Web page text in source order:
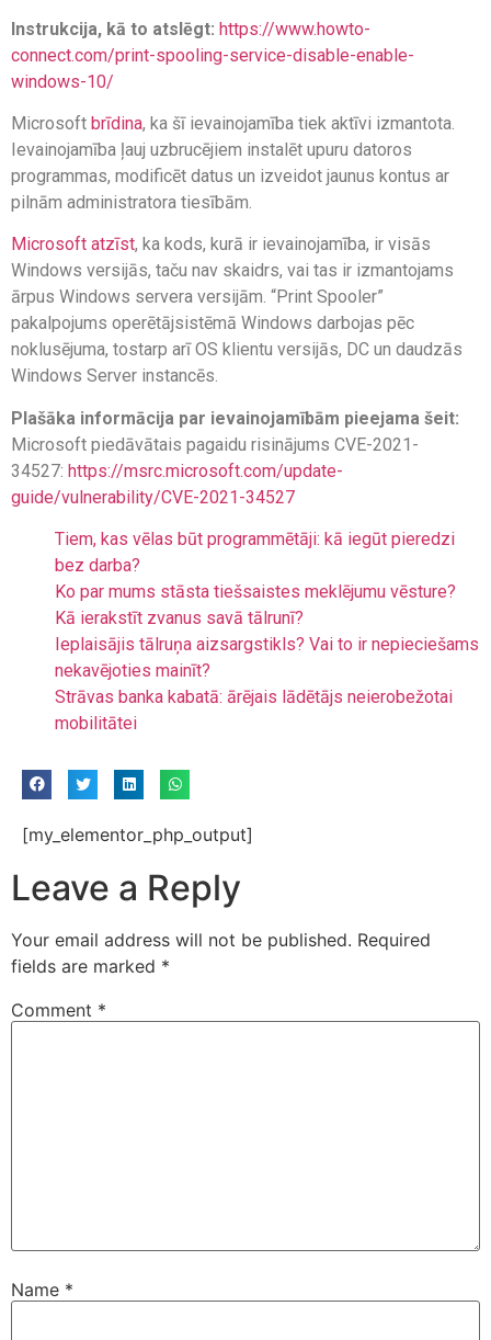
Instrukcija, kā to atslēgt: https://www.howto-
connect.com/print-spooling-service-disable-enable-
windows-10/
Microsoft brīdina, ka šī ievainojamība tiek aktīvi izmantota.
Ievainojamība ļauj uzbrucējiem instalēt upuru datoros
programmas, modificēt datus un izveidot jaunus kontus ar
pilnām administratora tiesībām.
Microsoft atzīst, ka kods, kurā ir ievainojamība, ir visās
Windows versijās, taču nav skaidrs, vai tas ir izmantojams
ārpus Windows servera versijām. “Print Spooler”
pakalpojums operētājsistēmā Windows darbojas pēc
noklusējuma, tostarp arī OS klientu versijās, DC un daudzās
Windows Server instancēs.
Plašāka informācija par ievainojamībām pieejama šeit:
Microsoft piedāvātais pagaidu risinājums CVE-2021-
34527: https://msrc.microsoft.com/update-
guide/vulnerability/CVE-2021-34527
Tiem, kas vēlas būt programmētāji: kā iegūt pieredzi
bez darba?
Ko par mums stāsta tiešsaistes meklējumu vēsture?
Kā ierakstīt zvanus savā tālrunī?
Ieplaisājis tālruņa aizsargstikls? Vai to ir nepieciešams
nekavējoties mainīt?
Strāvas banka kabatā: ārējais lādētājs neierobežotai
mobilitātei
[my_elementor_php_output]
Leave a Reply
Your email address will not be published. Required
fields are marked *
Comment *
Name *